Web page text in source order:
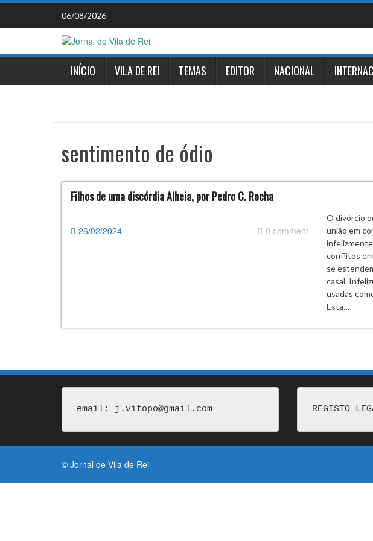
Skip
content
06/08/2026
INÍCIO VILA DE REI TEMAS EDITOR NACIONAL
sentimento de ódio
Filhos de uma discórdia Alheia, por Pedro C. Rocha
26/02/2024 0 comment
O divórcio
união em
conflitos
se
casal.
usadas
Esta…
email: j.vitopo@gmail.com REGISTO
© Jornal de Vila de Rei